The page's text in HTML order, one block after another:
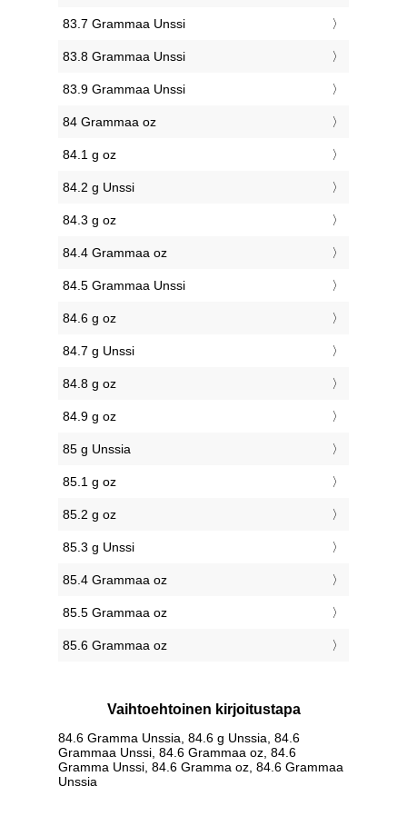
83.7 Grammaa Unssi
83.8 Grammaa Unssi
83.9 Grammaa Unssi
84 Grammaa oz
84.1 g oz
84.2 g Unssi
84.3 g oz
84.4 Grammaa oz
84.5 Grammaa Unssi
84.6 g oz
84.7 g Unssi
84.8 g oz
84.9 g oz
85 g Unssia
85.1 g oz
85.2 g oz
85.3 g Unssi
85.4 Grammaa oz
85.5 Grammaa oz
85.6 Grammaa oz
Vaihtoehtoinen kirjoitustapa
84.6 Gramma Unssia, 84.6 g Unssia, 84.6
Grammaa Unssi, 84.6 Grammaa oz, 84.6
Gramma Unssi, 84.6 Gramma oz, 84.6 Grammaa
Unssia